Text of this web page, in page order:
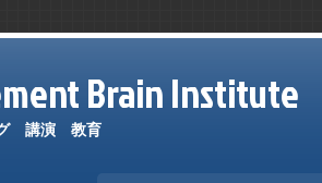
Brain Institute
グ 講演 教育